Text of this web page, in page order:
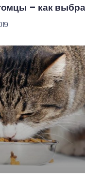
– как